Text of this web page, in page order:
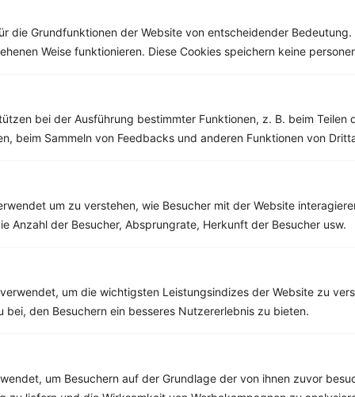
die Grundfunktionen der Website von entscheidender Bedeutung.
Weise funktionieren. Diese Cookies speichern keine
bei der Ausführung bestimmter Funktionen, z. B. beim Teilen
beim Sammeln von Feedbacks und anderen Funktionen von
um zu verstehen, wie Besucher mit der Website
Anzahl der Besucher, Absprungrate, Herkunft der Besucher usw.
um die wichtigsten Leistungsindizes der Website zu
bei, den Besuchern ein besseres Nutzererlebnis zu bieten.
um Besuchern auf der Grundlage der von ihnen zuvor
Weitere Vegetarische Rezepte
‹ ›
Vollkorncornflakes mit Obst und Walnüssen
Kalorien:454 kcal
Rezepte
‹ ›
Kalorien:406 kcal